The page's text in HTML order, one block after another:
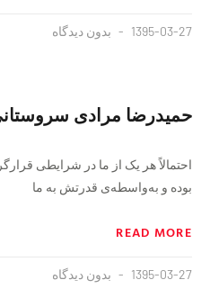
1395-03-27 بدون دیدگاه
حمیدرضا مرادی
احتمالاً هر یک از ما در شرایطی
بوده و به‌واسطه‌ی قدرتش به ما
READ MORE
1395-03-27 بدون دیدگاه